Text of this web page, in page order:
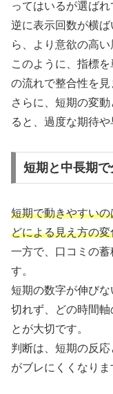
ってはいるが選ばれ
逆に表示回数が横
ら、より意欲の高い
このように、指標
の流れで整合性を見
さらに、短期の変
ると、過度な期待
短期と中長期
短期で動きやすい
どによる見え方の変
一方で、口コミの
す。
短期の数字が伸び
切れず、どの時間
とが大切です。
判断は、短期の反
がブレにくくなりま